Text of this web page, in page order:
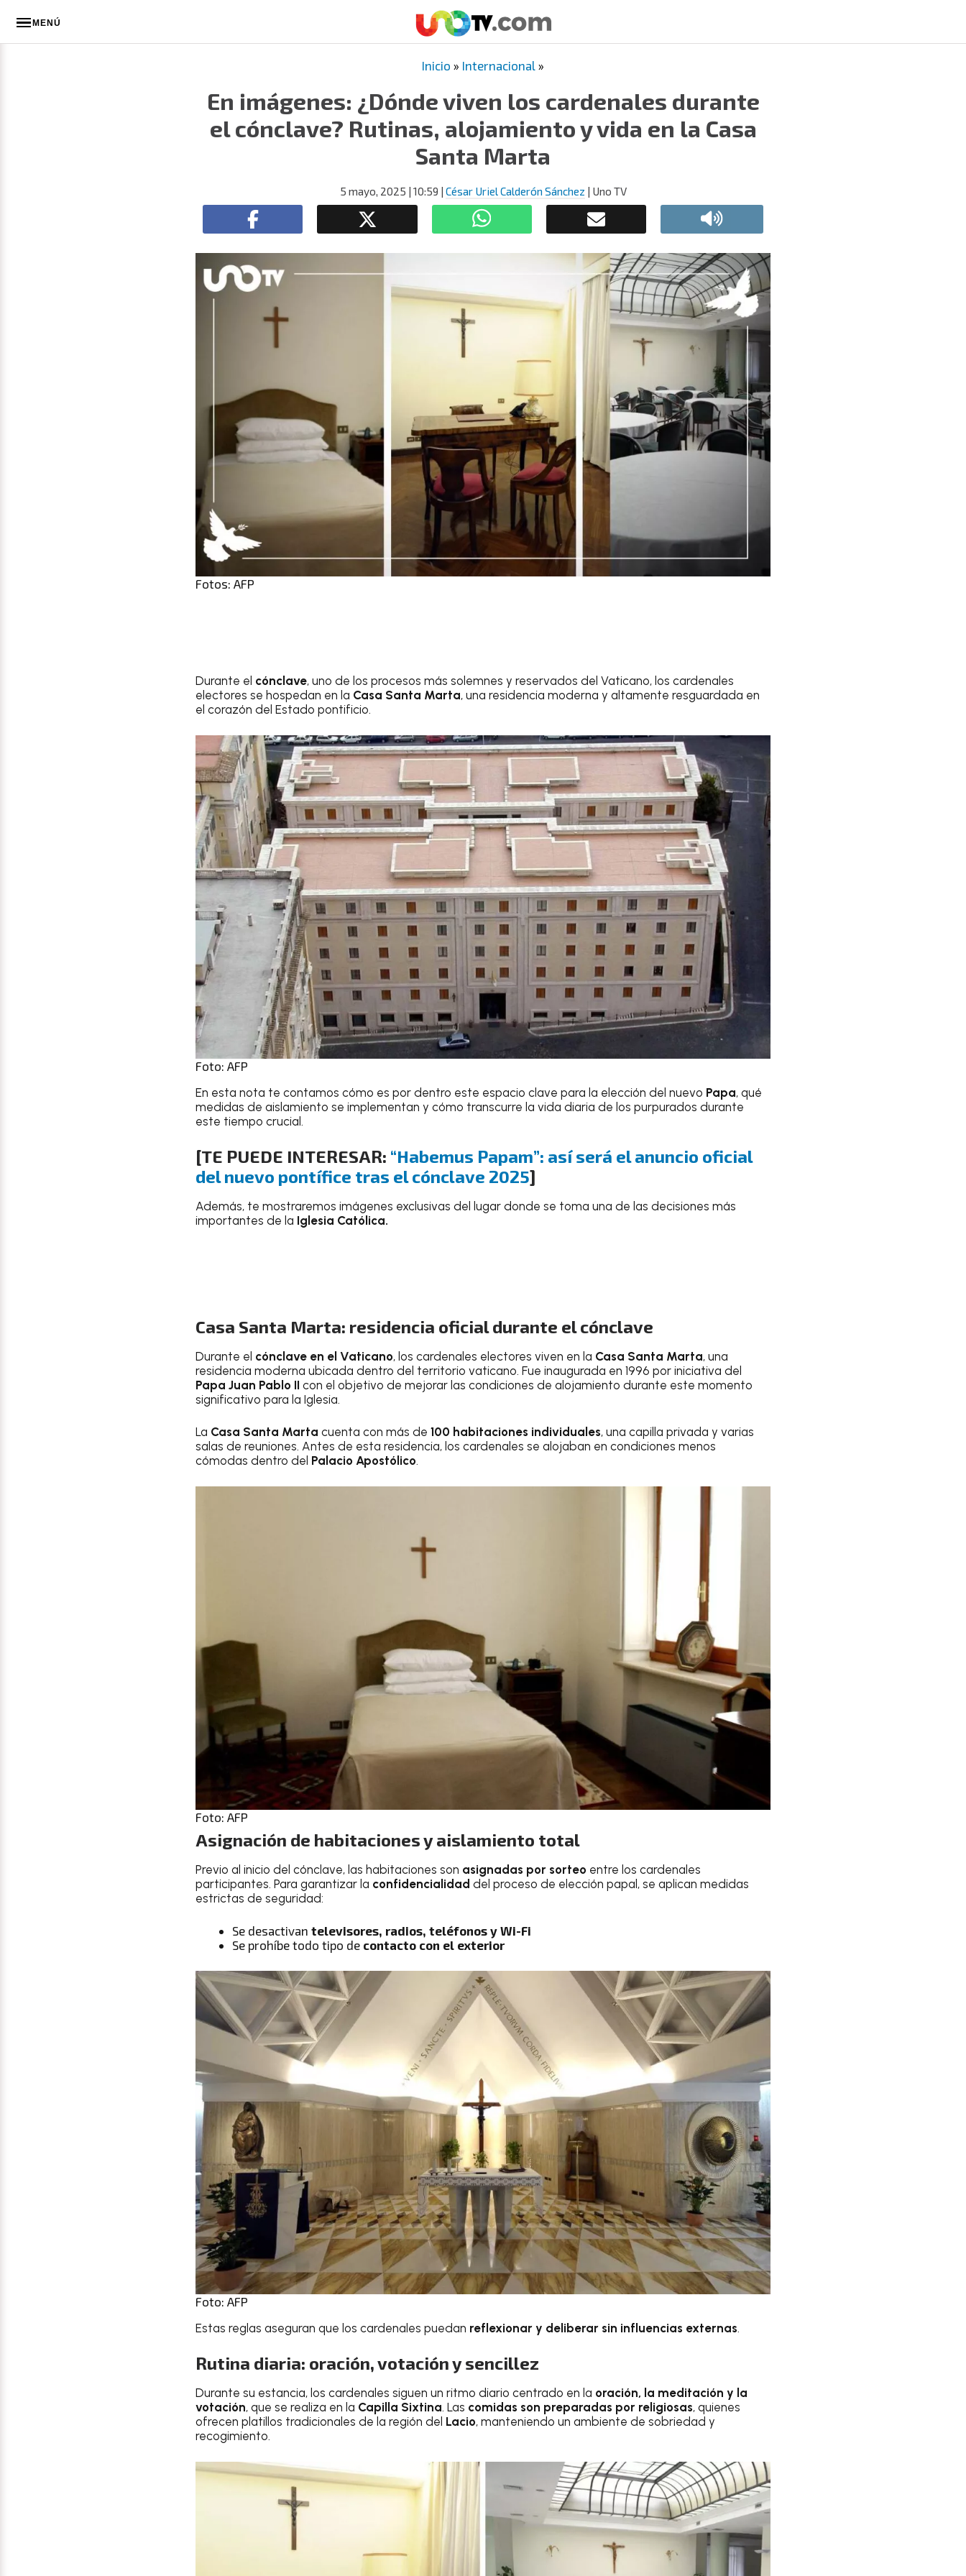
MENÚ
Inicio » Internacional »
En imágenes: ¿Dónde viven los cardenales durante
el cónclave? Rutinas, alojamiento y vida en la Casa
Santa Marta
5 mayo, 2025 | 10:59 | César Uriel Calderón Sánchez | Uno TV
Fotos: AFP
Durante el cónclave, uno de los procesos más solemnes y reservados del Vaticano, los cardenales
electores se hospedan en la Casa Santa Marta, una residencia moderna y altamente resguardada en
el corazón del Estado pontificio.
Foto: AFP
En esta nota te contamos cómo es por dentro este espacio clave para la elección del nuevo Papa, qué
medidas de aislamiento se implementan y cómo transcurre la vida diaria de los purpurados durante
este tiempo crucial.
[TE PUEDE INTERESAR: “Habemus Papam”: así será el anuncio oficial
del nuevo pontífice tras el cónclave 2025]
Además, te mostraremos imágenes exclusivas del lugar donde se toma una de las decisiones más
importantes de la Iglesia Católica.
Casa Santa Marta: residencia oficial durante el cónclave
Durante el cónclave en el Vaticano, los cardenales electores viven en la Casa Santa Marta, una
residencia moderna ubicada dentro del territorio vaticano. Fue inaugurada en 1996 por iniciativa del
Papa Juan Pablo II con el objetivo de mejorar las condiciones de alojamiento durante este momento
significativo para la Iglesia.
La Casa Santa Marta cuenta con más de 100 habitaciones individuales, una capilla privada y varias
salas de reuniones. Antes de esta residencia, los cardenales se alojaban en condiciones menos
cómodas dentro del Palacio Apostólico.
Foto: AFP
Asignación de habitaciones y aislamiento total
Previo al inicio del cónclave, las habitaciones son asignadas por sorteo entre los cardenales
participantes. Para garantizar la confidencialidad del proceso de elección papal, se aplican medidas
estrictas de seguridad:
Se desactivan televisores, radios, teléfonos y Wi-Fi
Se prohíbe todo tipo de contacto con el exterior
Foto: AFP
Estas reglas aseguran que los cardenales puedan reflexionar y deliberar sin influencias externas.
Rutina diaria: oración, votación y sencillez
Durante su estancia, los cardenales siguen un ritmo diario centrado en la oración, la meditación y la
votación, que se realiza en la Capilla Sixtina. Las comidas son preparadas por religiosas, quienes
ofrecen platillos tradicionales de la región del Lacio, manteniendo un ambiente de sobriedad y
recogimiento.